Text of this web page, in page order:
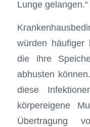
Lunge gelangen.“
würden häufiger
die ihre
abhusten
diese
körpereigene
Übertragung